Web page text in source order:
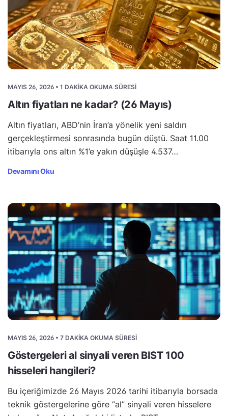
MAYIS 26, 2026 • 1 DAKIKA OKUMA SÜRESI
Altın fiyatları ne kadar? (26 Mayıs)
Altın fiyatları, ABD’nin İran’a yönelik yeni saldırı
gerçekleştirmesi sonrasında bugün düştü. Saat 11.00
itibarıyla ons altın %1’e yakın düşüşle 4.537…
Devamını Oku
MAYIS 26, 2026 • 7 DAKIKA OKUMA SÜRESI
Göstergeleri al sinyali veren BIST 100
hisseleri hangileri?
Bu içeriğimizde 26 Mayıs 2026 tarihi itibarıyla borsada
teknik göstergelerine göre “al” sinyali veren hisselere